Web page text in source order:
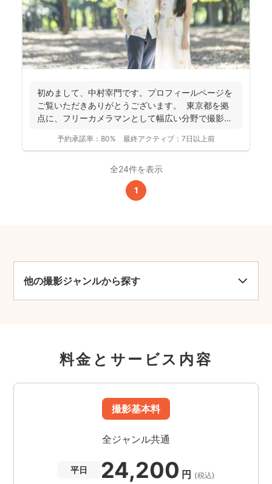
初めまして、中村宰門です。プロフィールページを
ご覧いただきありがとうございます。 東京都を拠
点に、フリーカメラマンとして幅広い分野で撮影を
予約承諾率： 80% 最終アクティブ： 7日以上前
全24件を表示
1
他の撮影ジャンルから探す
料金とサービス内容
撮影基本料
全ジャンル共通
平日 24,200 円 (税込)